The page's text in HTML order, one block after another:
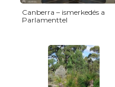
Canberra – ismerkedés a
Parlamenttel